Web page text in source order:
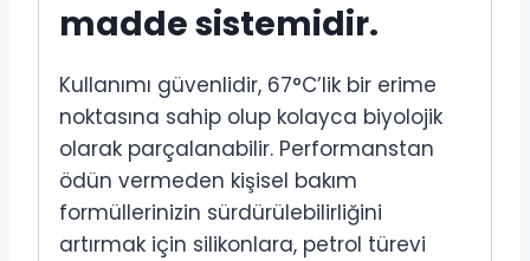
madde sistemidir.
Kullanımı güvenlidir, 67°C’lik bir erime
noktasına sahip olup kolayca biyolojik
olarak parçalanabilir. Performanstan
ödün vermeden kişisel bakım
formüllerinizin sürdürülebilirliğini
artırmak için silikonlara, petrol türevi